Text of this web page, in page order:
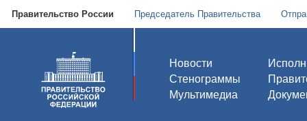
Правительство России Председатель Правительства
Новости
Стенограммы
Мультимедиа